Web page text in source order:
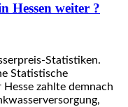
Hessen weiter ?
Statistiken.
Statistische
zahlte demnach